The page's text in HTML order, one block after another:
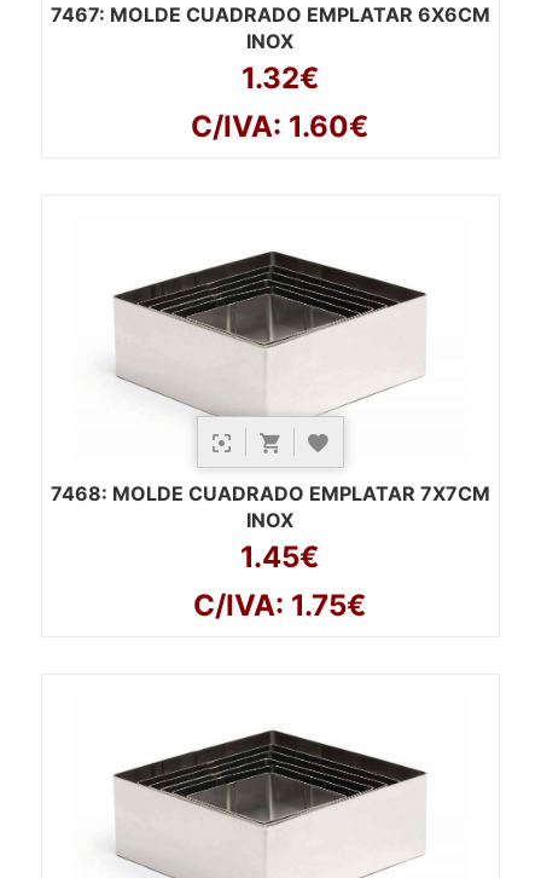
7467: MOLDE CUADRADO EMPLATAR 6X6CM
INOX
1.32€
C/IVA: 1.60€
7468: MOLDE CUADRADO EMPLATAR 7X7CM
INOX
1.45€
C/IVA: 1.75€